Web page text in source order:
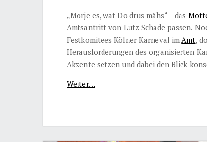
„Morje es, wat Do drus mähs“ – das
Amtsantritt von Lutz Schade passen.
Festkomitees Kölner Karneval im Amt,
Herausforderungen des organisierten
Akzente setzen und dabei den Blick
Weiter…